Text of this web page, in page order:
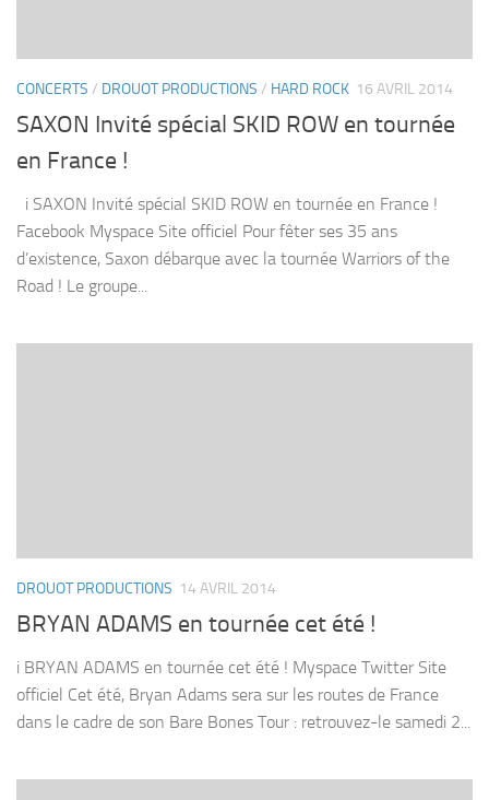
CONCERTS / DROUOT PRODUCTIONS / HARD ROCK 16 AVRIL 2014
SAXON Invité spécial SKID ROW en tournée
en France !
i SAXON Invité spécial SKID ROW en tournée en France !
Facebook Myspace Site officiel Pour fêter ses 35 ans
d’existence, Saxon débarque avec la tournée Warriors of the
Road ! Le groupe...
DROUOT PRODUCTIONS 14 AVRIL 2014
BRYAN ADAMS en tournée cet été !
i BRYAN ADAMS en tournée cet été ! Myspace Twitter Site
officiel Cet été, Bryan Adams sera sur les routes de France
dans le cadre de son Bare Bones Tour : retrouvez-le samedi 2...